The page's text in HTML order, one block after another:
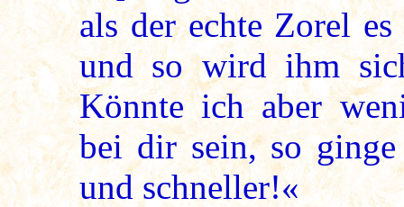
als der echte Zorel
und so wird ihm
Könnte ich aber
bei dir sein, so
und schneller!«